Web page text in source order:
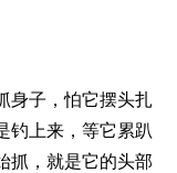
身子，怕它摆头扎
钓上来，等它累趴
抓，就是它的头部